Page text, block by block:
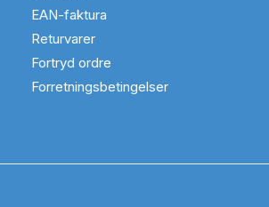
EAN-faktura
Returvarer
Fortryd ordre
Forretningsbetingelser